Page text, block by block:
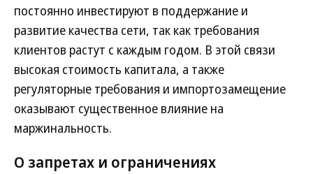
постоянно инвестируют в поддержание и
развитие качества сети, так как требования
клиентов растут с каждым годом. В этой связи
высокая стоимость капитала, а также
регуляторные требования и импортозамещение
оказывают существенное влияние на
маржинальность.
О запретах и ограничениях